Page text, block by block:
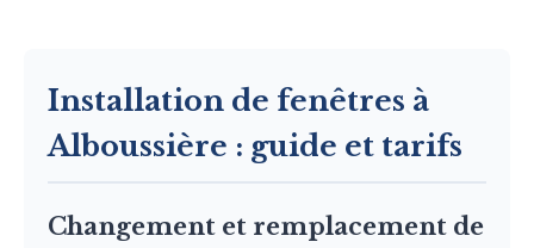
Installation de fenêtres à
Alboussière : guide et tarifs
Changement et remplacement de